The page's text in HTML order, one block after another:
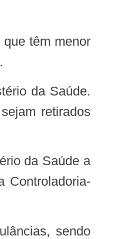
da Saúde.
retirados
Controladoria-
sendo